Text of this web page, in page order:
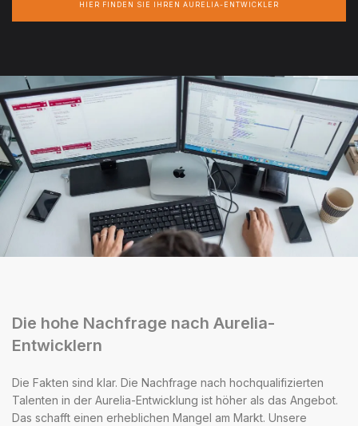
HIER FINDEN SIE IHREN AURELIA-ENTWICKLER
Die hohe Nachfrage nach Aurelia-
Entwicklern
Die Fakten sind klar. Die Nachfrage nach hochqualifizierten
Talenten in der Aurelia-Entwicklung ist höher als das Angebot.
Das schafft einen erheblichen Mangel am Markt. Unsere